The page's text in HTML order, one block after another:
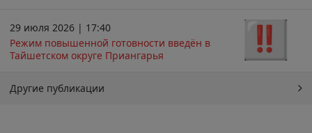
29 июля 2026 | 17:40
Режим повышенной готовности введён в
Тайшетском округе Приангарья
Другие публикации